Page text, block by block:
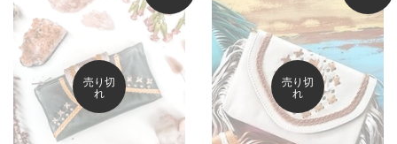
売り切
れ
売り切
れ